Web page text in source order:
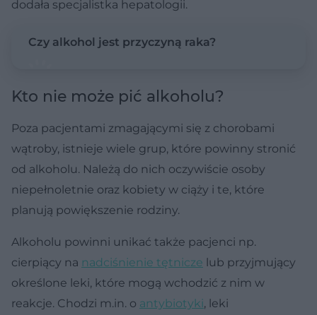
dodała specjalistka hepatologii.
Czy alkohol jest przyczyną raka?
Kto nie może pić alkoholu?
Poza pacjentami zmagającymi się z chorobami
wątroby, istnieje wiele grup, które powinny stronić
od alkoholu. Należą do nich oczywiście osoby
niepełnoletnie oraz kobiety w ciąży i te, które
planują powiększenie rodziny.
Alkoholu powinni unikać także pacjenci np.
cierpiący na nadciśnienie tętnicze lub przyjmujący
określone leki, które mogą wchodzić z nim w
reakcje. Chodzi m.in. o antybiotyki, leki